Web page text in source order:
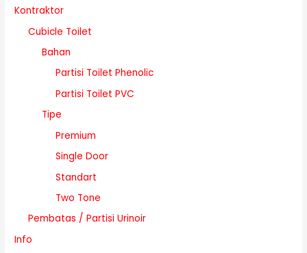
Kontraktor
Cubicle Toilet
Bahan
Partisi Toilet Phenolic
Partisi Toilet PVC
Tipe
Premium
Single Door
Standart
Two Tone
Pembatas / Partisi Urinoir
Info